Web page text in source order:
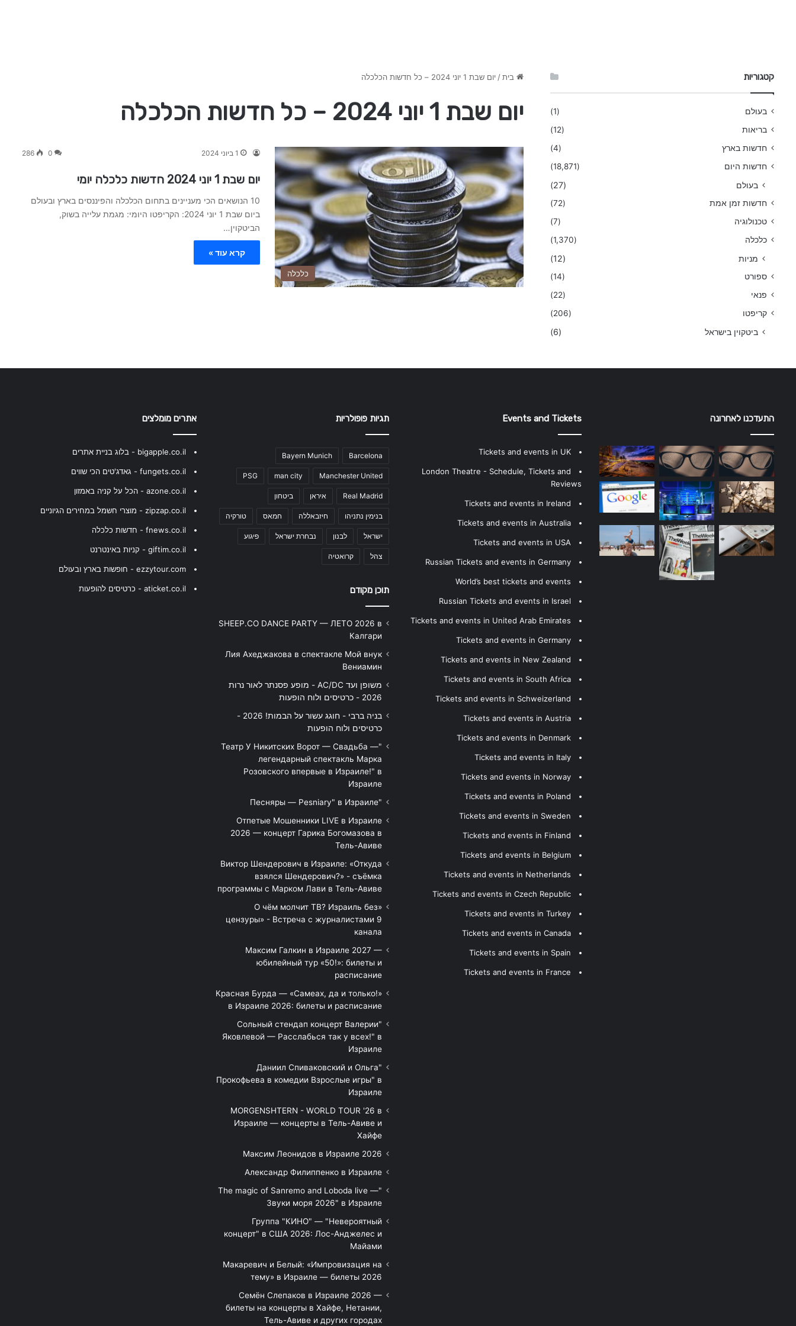
בית / יום שבת 1 יוני 2024 – כל חדשות הכלכלה
יום שבת 1 יוני 2024 – כל חדשות הכלכלה
כלכלה
1 ביוני 2024 0
286
יום שבת 1 יוני 2024 חדשות כלכלה יומי
10 הנושאים הכי מעניינים בתחום הכלכלה והפיננסים בארץ ובעולם
ביום שבת 1 יוני 2024: הקריפטו היומי: מגמת עלייה בשוק,
הביטקוין…
קרא עוד »
קטגוריות
בעולם
(1)
בריאות
(12)
חדשות בארץ
(4)
חדשות היום
(18,871)
בעולם (27)
חדשות זמן אמת
(72)
טכנולוגיה
(7)
כלכלה
(1,370)
מניות (12)
ספורט
(14)
פנאי
(22)
קריפטו
(206)
ביטקוין בישראל (6)
התעדכנו לאחרונה Events and Tickets
Tickets and events in UK
London Theatre - Schedule, Tickets and
Reviews
Tickets and events in Ireland
Tickets and events in Australia
Tickets and events in USA
Russian Tickets and events in Germany
World’s best tickets and events
Russian Tickets and events in Israel
Tickets and events in United Arab Emirates
Tickets and events in Germany
Tickets and events in New Zealand
Tickets and events in South Africa
Tickets and events in Schweizerland
Tickets and events in Austria
Tickets and events in Denmark
Tickets and events in Italy
Tickets and events in Norway
Tickets and events in Poland
Tickets and events in Sweden
Tickets and events in Finland
Tickets and events in Belgium
Tickets and events in Netherlands
Tickets and events in Czech Republic
Tickets and events in Turkey
Tickets and events in Canada
Tickets and events in Spain
Tickets and events in France
תגיות פופולריות
Barcelona
Bayern Munich
Manchester United
man city
PSG
Real Madrid איראן ביטחון
בנימין נתניהו חיזבאללה חמאס טורקיה
ישראל לבנון נבחרת ישראל פיגוע
צהל קרואטיה
תוכן מקודם
SHEEP.CO DANCE PARTY — ЛЕТО 2026 в
Калгари
Лия Ахеджакова в спектакле Мой внук
Вениамин
משופן ועד AC/DC - מופע פסנתר לאור נרות
2026 - כרטיסים ולוח הופעות
בניה ברבי - חוגג עשור על הבמות! 2026 -
כרטיסים ולוח הופעות
"Театр У Никитских Ворот — Свадьба —
легендарный спектакль Марка
Розовского впервые в Израиле!" в
Израиле
"Песняры — Pesniary" в Израиле
Отпетые Мошенники LIVE в Израиле
2026 — концерт Гарика Богомазова в
Тель-Авиве
Виктор Шендерович в Израиле: «Откуда
взялся Шендерович?» - съёмка
программы с Марком Лави в Тель-Авиве
«О чём молчит ТВ? Израиль без
цензуры» - Встреча с журналистами 9
канала
Максим Галкин в Израиле 2027 —
юбилейный тур «50!»: билеты и
расписание
Красная Бурда — «Самеах, да и только!»
в Израиле 2026: билеты и расписание
"Сольный стендап концерт Валерии
Яковлевой — Расслабься так у всех!" в
Израиле
"Даниил Спиваковский и Ольга
Прокофьева в комедии Взрослые игры" в
Израиле
MORGENSHTERN - WORLD TOUR '26 в
Израиле — концерты в Тель-Авиве и
Хайфе
Максим Леонидов в Израиле 2026
Александр Филиппенко в Израиле
"The magic of Sanremo and Loboda live —
Звуки моря 2026" в Израиле
Группа "КИНО" — "Невероятный
концерт" в США 2026: Лос-Анджелес и
Майами
Макаревич и Белый: «Импровизация на
тему» в Израиле — билеты 2026
Семён Слепаков в Израиле 2026 —
билеты на концерты в Хайфе, Нетании,
Тель-Авиве и других городах
אתרים מומלצים
bigapple.co.il - בלוג בניית אתרים
fungets.co.il - גאדג'טים הכי שווים
azone.co.il - הכל על קניה באמזון
zipzap.co.il - מוצרי חשמל במחירים הגיוניים
fnews.co.il - חדשות כלכלה
giftim.co.il - קניות באינטרנט
ezzytour.com - חופשות בארץ ובעולם
aticket.co.il - כרטיסים להופעות